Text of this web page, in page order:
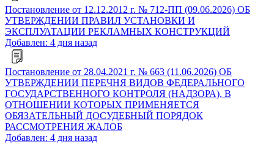
Постановление от 12.12.2012 г. № 712-ПП (09.06.2026) ОБ
УТВЕРЖДЕНИИ ПРАВИЛ УСТАНОВКИ И
ЭКСПЛУАТАЦИИ РЕКЛАМНЫХ КОНСТРУКЦИЙ
Добавлен: 4 дня назад
Постановление от 28.04.2021 г. № 663 (11.06.2026) ОБ
УТВЕРЖДЕНИИ ПЕРЕЧНЯ ВИДОВ ФЕДЕРАЛЬНОГО
ГОСУДАРСТВЕННОГО КОНТРОЛЯ (НАДЗОРА), В
ОТНОШЕНИИ КОТОРЫХ ПРИМЕНЯЕТСЯ
ОБЯЗАТЕЛЬНЫЙ ДОСУДЕБНЫЙ ПОРЯДОК
РАССМОТРЕНИЯ ЖАЛОБ
Добавлен: 4 дня назад